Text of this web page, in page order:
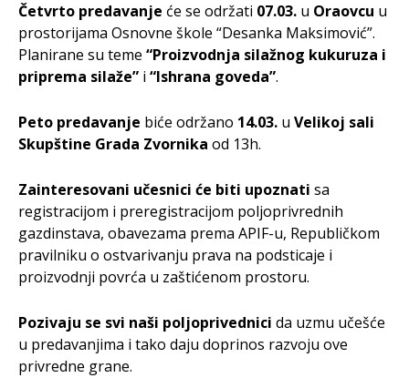
Četvrto predavanje će se održati 07.03. u Oraovcu u
prostorijama Osnovne škole “Desanka Maksimović”.
Planirane su teme “Proizvodnja silažnog kukuruza i
priprema silaže” i “Ishrana goveda”.
Peto predavanje biće održano 14.03. u Velikoj sali
Skupštine Grada Zvornika od 13h.
Zainteresovani učesnici će biti upoznati sa
registracijom i preregistracijom poljoprivrednih
gazdinstava, obavezama prema APIF-u, Republičkom
pravilniku o ostvarivanju prava na podsticaje i
proizvodnji povrća u zaštićenom prostoru.
Pozivaju se svi naši poljoprivednici da uzmu učešće
u predavanjima i tako daju doprinos razvoju ove
privredne grane.